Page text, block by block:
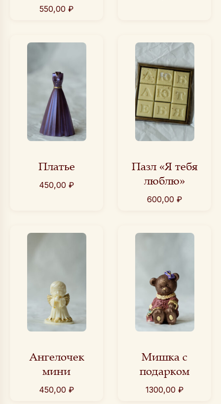
550,00 ₽
Платье
450,00 ₽
Пазл «Я тебя
люблю»
600,00 ₽
Ангелочек
мини
450,00 ₽
Мишка с
подарком
1300,00 ₽